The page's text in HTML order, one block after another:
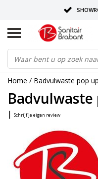
LEVERING EN
Home / Badvulwaste pop up
Badvulwaste
| Schrijf je eigen review